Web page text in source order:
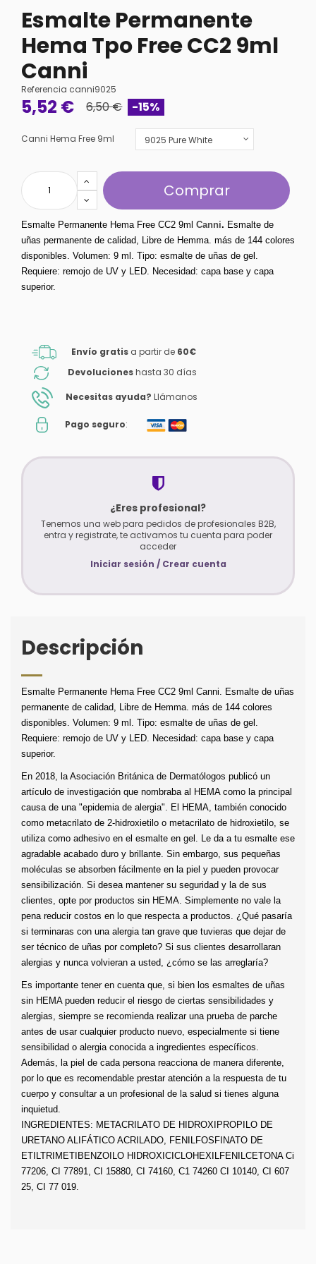
Esmalte Permanente
Hema Tpo Free CC2 9ml
Canni
Referencia canni9025
5,52 € 6,50 € -15%
Canni Hema Free 9ml
Comprar
Esmalte Permanente Hema Free CC2 9ml Canni. Esmalte de
uñas permanente de calidad, Libre de Hemma. más de 144 colores
disponibles. Volumen: 9 ml. Tipo: esmalte de uñas de gel.
Requiere: remojo de UV y LED. Necesidad: capa base y capa
superior.
Envío gratis a partir de 60€
Devolucioneshasta 30 días
Necesitas ayuda? Llámanos
Pago seguro:
¿Eres profesional?
Tenemos una web para pedidos de profesionales B2B,
entra y registrate, te activamos tu cuenta para poder
acceder
Iniciar sesión / Crear cuenta
Descripción
Esmalte Permanente Hema Free CC2 9ml Canni. Esmalte de uñas
permanente de calidad, Libre de Hemma. más de 144 colores
disponibles. Volumen: 9 ml. Tipo: esmalte de uñas de gel.
Requiere: remojo de UV y LED. Necesidad: capa base y capa
superior.
En 2018, la Asociación Británica de Dermatólogos publicó un
artículo de investigación que nombraba al HEMA como la principal
causa de una "epidemia de alergia". El HEMA, también conocido
como metacrilato de 2-hidroxietilo o metacrilato de hidroxietilo, se
utiliza como adhesivo en el esmalte en gel. Le da a tu esmalte ese
agradable acabado duro y brillante. Sin embargo, sus pequeñas
moléculas se absorben fácilmente en la piel y pueden provocar
sensibilización. Si desea mantener su seguridad y la de sus
clientes, opte por productos sin HEMA. Simplemente no vale la
pena reducir costos en lo que respecta a productos. ¿Qué pasaría
si terminaras con una alergia tan grave que tuvieras que dejar de
ser técnico de uñas por completo? Si sus clientes desarrollaran
alergias y nunca volvieran a usted, ¿cómo se las arreglaría?
Es importante tener en cuenta que, si bien los esmaltes de uñas
sin HEMA pueden reducir el riesgo de ciertas sensibilidades y
alergias, siempre se recomienda realizar una prueba de parche
antes de usar cualquier producto nuevo, especialmente si tiene
sensibilidad o alergia conocida a ingredientes específicos.
Además, la piel de cada persona reacciona de manera diferente,
por lo que es recomendable prestar atención a la respuesta de tu
cuerpo y consultar a un profesional de la salud si tienes alguna
inquietud.
INGREDIENTES: METACRILATO DE HIDROXIPROPILO DE
URETANO ALIFÁTICO ACRILADO, FENILFOSFINATO DE
ETILTRIMETIBENZOILO HIDROXICICLOHEXILFENILCETONA Ci
77206, CI 77891, CI 15880, CI 74160, C1 74260 CI 10140, CI 607 ​​​​
25, CI 77 019.